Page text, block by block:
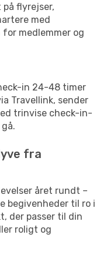
flyrejser,
med
medlemmer og
in 24-48 timer
Travellink, sender
trinvise check-in-
fra
året rundt –
begivenheder til ro i
der passer til din
roligt og